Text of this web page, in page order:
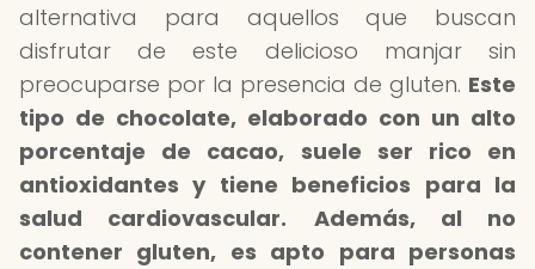
alternativa para aquellos que buscan
disfrutar de este delicioso manjar sin
preocuparse por la presencia de gluten. Este
tipo de chocolate, elaborado con un alto
porcentaje de cacao, suele ser rico en
antioxidantes y tiene beneficios para la
salud cardiovascular.
Además, al no
contener gluten, es apto para personas